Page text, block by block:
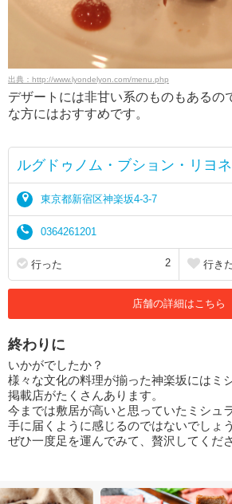
出典：http://www.lyondelyon.com/menu.php
デザートには非甘い系のものもあるの
な方にはおすすめです。
ルグドゥノム・ブション・リヨネ
東京都新宿区神楽坂4-3-7
0364261201
行った 2 行き
店舗の詳細はこちら
終わりに
いかがでしたか？
様々な文化の料理が揃った神楽坂にはミ
掲載店がたくさんあります。
今までは敷居が高いと思っていたミシュ
手に届くように感じるのではないでしょ
ぜひ一度足を運んでみて、贅沢してくださ